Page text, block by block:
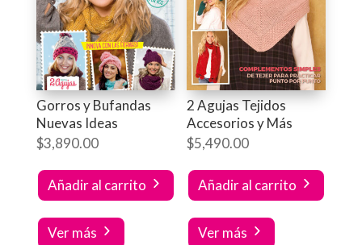
Gorros y Bufandas
Nuevas Ideas
$3,890.00
Añadir al carrito
Ver más
2 Agujas Tejidos
Accesorios y Más
$5,490.00
Añadir al carrito
Ver más